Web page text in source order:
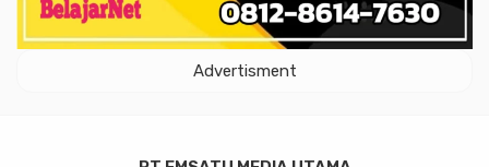
Advertisment